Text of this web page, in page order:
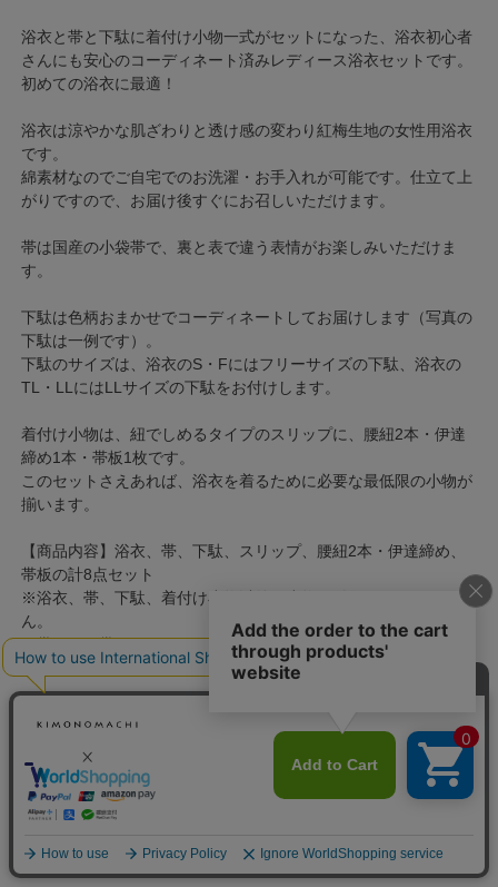
浴衣と帯と下駄に着付け小物一式がセットになった、浴衣初心者
さんにも安心のコーディネート済みレディース浴衣セットです。
初めての浴衣に最適！
浴衣は涼やかな肌ざわりと透け感の変わり紅梅生地の女性用浴衣
です。
綿素材なのでご自宅でのお洗濯・お手入れが可能です。仕立て上
がりですので、お届け後すぐにお召しいただけます。
帯は国産の小袋帯で、裏と表で違う表情がお楽しみいただけま
す。
下駄は色柄おまかせでコーディネートしてお届けします（写真の
下駄は一例です）。
下駄のサイズは、浴衣のS・Fにはフリーサイズの下駄、浴衣の
TL・LLにはLLサイズの下駄をお付けします。
着付け小物は、紐でしめるタイプのスリップに、腰紐2本・伊達
締め1本・帯板1枚です。
このセットさえあれば、浴衣を着るために必要な最低限の小物が
揃います。
【商品内容】浴衣、帯、下駄、スリップ、腰紐2本・伊達締め、
帯板の計8点セット
※浴衣、帯、下駄、着付け小物以外の小物は付属しておりませ
ん。
※帯は作り帯ではありません。ご自身で結んでいただく帯となり
ます。
浴衣：アイボリーの地に、グレーと抹茶色のぼかしの入った大き
な糸菊の花。コーラルピンクや抹茶色、淡い桃色の菊の花紋にウ
ォームグレーの葉。糸菊の繊細な華やかさと優しい配色が落ち着
帯：墨黒と浅い藍墨色。白の細縞の中に菱格子文様、雪輪や雪花
紋が配置された柄。裏は薄グレーの地に大小さまざまな雪の結晶